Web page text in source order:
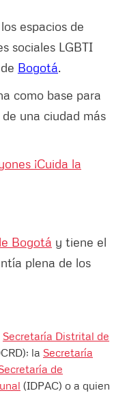
espacios de
sociales LGBTI
Bogotá.
como base para
una ciudad más
¡Cuida la
Bogotá y tiene el
plena de los
Secretaría Distrital de
la Secretaría
de
(IDPAC) o a quien